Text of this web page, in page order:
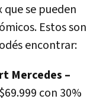
que se pueden
Estos son
encontrar:
Mercedes –
$69.999 con 30%